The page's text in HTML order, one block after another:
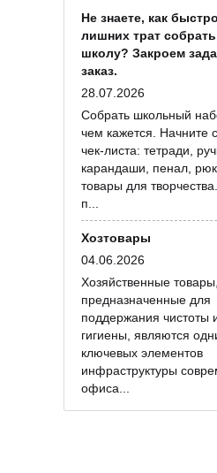
Не знаете, как
лишних трат
школу? Закроем
заказ.
28.07.2026
Собрать школьный
чем кажется. Начните
чек-листа: тетради,
карандаши, пенал,
товары для
п...
Хозтовары
04.06.2026
Хозяйственные товары,
предназначенные для
поддержания чистоты
гигиены, являются
ключевых элементов
инфраструктуры
офиса...